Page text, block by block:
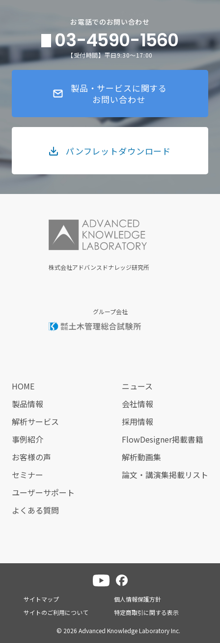
お電話でのお問い合わせ
03-4590-1560
【受付時間】平日9:30～17:00
製品・サービスに関する
お問い合わせ
パンフレットダウンロード
株式会社アドバンスドナレッジ研究所
グループ会社
HOME
製品情報
解析サービス
事例紹介
お客様の声
セミナー
ユーザーサポート
よくある質問
ニュース
会社情報
採用情報
FlowDesigner掲載書籍
解析動画集
論文・講演集掲載リスト
サイトマップ
個人情報保護方針
サイトのご利用について
特定商取引に関する表示
© 2026 Advanced Knowledge Laboratory Inc.